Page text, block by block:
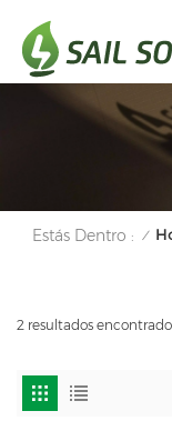
Estás Dentro : /
2 resultados